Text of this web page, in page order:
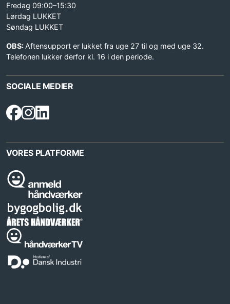
Fredag 09:00–15:30
Lørdag LUKKET
Søndag LUKKET
OBS: Aftensupport er lukket fra uge 27 til og med uge 32.
Telefonen lukker derfor kl. 16 i den periode.
SOCIALE MEDIER
VORES PLATFORME